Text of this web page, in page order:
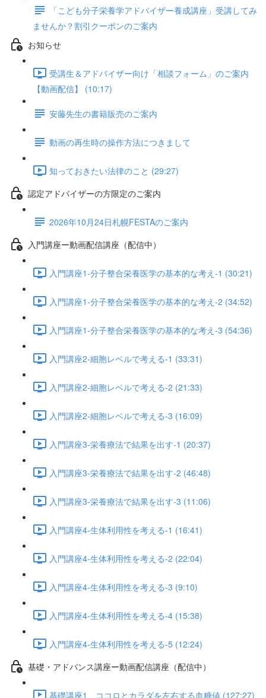
「こども分子栄養学アドバイザー養成講座」受講してみ
ませんか？割引クーポンのご案内
お知らせ
受講生＆アドバイザー向け「相談フォーム」のご案内
【動画配信】 (10:17)
安藤先生の書籍販売のご案内
動画の再生時の操作方法につきまして
知っておきたい法律のこと (29:27)
認定アドバイザーの方限定のご案内
2026年10月24日札幌FESTAのご案内
入門講座ー動画配信講座（配信中）
入門講座1-分子整合栄養医学の基本的な考え-1 (30:21)
入門講座1-分子整合栄養医学の基本的な考え-2 (34:52)
入門講座1-分子整合栄養医学の基本的な考え-3 (54:36)
入門講座2-細胞レベルで考える-1 (33:31)
入門講座2-細胞レベルで考える-2 (21:33)
入門講座2-細胞レベルで考える-3 (16:09)
入門講座3-栄養療法で結果を出す-1 (20:37)
入門講座3-栄養療法で結果を出す-2 (46:48)
入門講座3-栄養療法で結果を出す-3 (11:06)
入門講座4-生体利用性を考える-1 (16:41)
入門講座4-生体利用性を考える-2 (22:04)
入門講座4-生体利用性を考える-3 (9:10)
入門講座4-生体利用性を考える-4 (15:38)
入門講座4-生体利用性を考える-5 (12:24)
基礎・アドバンス講座ー動画配信講座（配信中）
基礎講座1 ココロとカラダを左右する血糖値 (127:27)